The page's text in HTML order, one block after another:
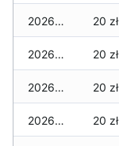
2026-08-03 20 zł
2026-08-02 20 zł
2026-08-01 20 zł
2026-07-31 20 zł